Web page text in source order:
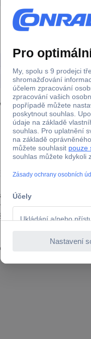
pokyny
CleanMaxx
pohovek,
a funkcí rozprašování
na čerstvě a
naplnit shora
díky velmi široké trysce